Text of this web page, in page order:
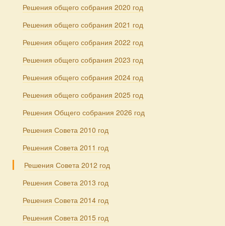
Решения общего собрания 2020 год
Решения общего собрания 2021 год
Решения общего собрания 2022 год
Решения общего собрания 2023 год
Решения общего собрания 2024 год
Решения общего собрания 2025 год
Решения Общего собрания 2026 год
Решения Совета 2010 год
Решения Совета 2011 год
Решения Совета 2012 год
Решения Совета 2013 год
Решения Совета 2014 год
Решения Совета 2015 год